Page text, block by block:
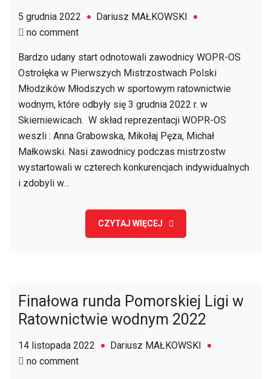
5 grudnia 2022
Dariusz MAŁKOWSKI
no commenton
Polski
Młodzików
Młodszych
Bardzo udany start odnotowali zawodnicy WOPR-OS
Ostrołęka w Pierwszych Mistrzostwach Polski
Młodzików Młodszych w sportowym ratownictwie
wodnym, które odbyły się 3 grudnia 2022 r. w
Skierniewicach. W skład reprezentacji WOPR-OS
weszli : Anna Grabowska, Mikołaj Pęza, Michał
Małkowski. Nasi zawodnicy podczas mistrzostw
wystartowali w czterech konkurencjach indywidualnych
i zdobyli w…
CZYTAJ WIĘCEJ
Finałowa runda Pomorskiej Ligi w
Ratownictwie wodnym 2022
14 listopada 2022
Dariusz MAŁKOWSKI
no commenton